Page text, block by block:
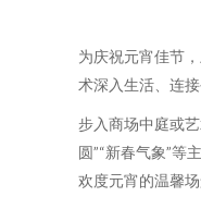
为庆祝元宵佳节
术深入生活、连接
步入商场中庭或
圆”“新春气象”等
欢度元宵的温馨